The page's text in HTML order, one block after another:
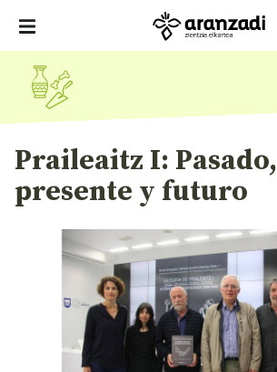
Praileaitz I: Pasado,
presente y futuro